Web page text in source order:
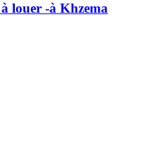
louer -à Khzema